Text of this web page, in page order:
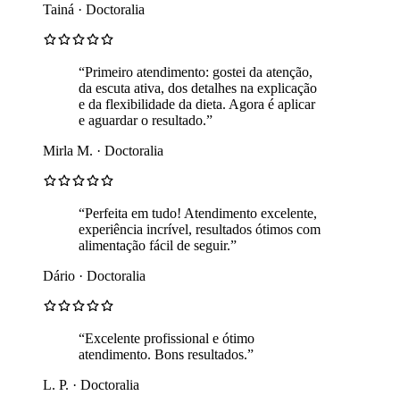
Tainá · Doctoralia
“Primeiro atendimento: gostei da atenção,
da escuta ativa, dos detalhes na explicação
e da flexibilidade da dieta. Agora é aplicar
e aguardar o resultado.”
Mirla M. · Doctoralia
“Perfeita em tudo! Atendimento excelente,
experiência incrível, resultados ótimos com
alimentação fácil de seguir.”
Dário · Doctoralia
“Excelente profissional e ótimo
atendimento. Bons resultados.”
L. P. · Doctoralia